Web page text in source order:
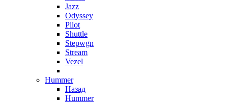
Jazz
Odyssey
Pilot
Shuttle
Stepwgn
Stream
Vezel
Hummer
Назад
Hummer